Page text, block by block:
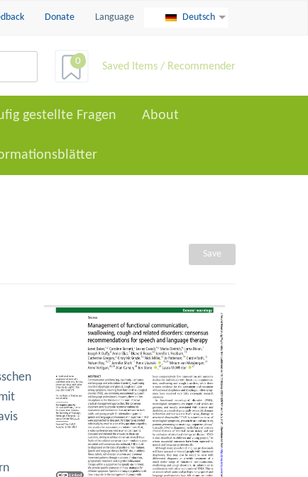
Donate Language Deutsch
0 Saved Items / Recommender
gestellte Fragen About
Save